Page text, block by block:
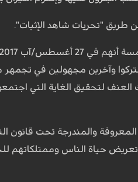
طريق "تحريات شاهد الإثبات".
وآخرين مجهولين في
لتحقيق الغاية التي
الشغب المعروفة والمندرجة تحت
حياة الناس وممتلكاتهم